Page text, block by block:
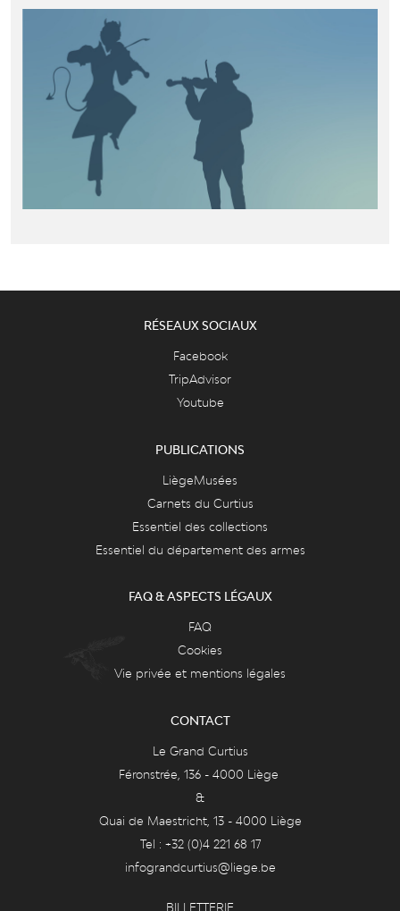
RÉSEAUX SOCIAUX
Facebook
TripAdvisor
Youtube
PUBLICATIONS
LiègeMusées
Carnets du Curtius
Essentiel des collections
Essentiel du département des armes
FAQ & ASPECTS LÉGAUX
FAQ
Cookies
Vie privée et mentions légales
CONTACT
Le Grand Curtius
Féronstrée, 136 - 4000 Liège
&
Quai de Maestricht, 13 - 4000 Liège
Tel : +32 (0)4 221 68 17
infograndcurtius@liege.be
BILLETTERIE